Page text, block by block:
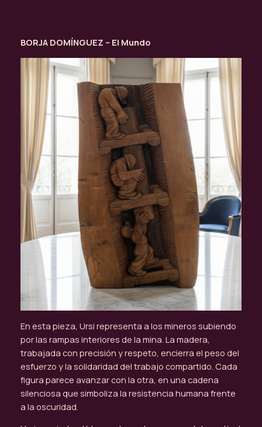
BORJA DOMÍNGUEZ – El Mundo
En esta pieza, Ursi representa a los mineros subiendo
por las rampas interiores de la mina. La madera,
trabajada con precisión y respeto, encierra el peso del
esfuerzo y la solidaridad del trabajo compartido. Cada
figura parece avanzar con la otra, en una cadena
silenciosa que simboliza la resistencia humana frente
a la oscuridad.